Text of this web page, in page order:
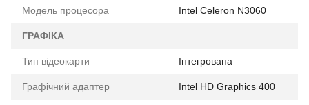
Модель процесора Intel Celeron N3060
ГРАФІКА
Тип відеокарти Інтегрована
Графічний адаптер Intel HD Graphics 400